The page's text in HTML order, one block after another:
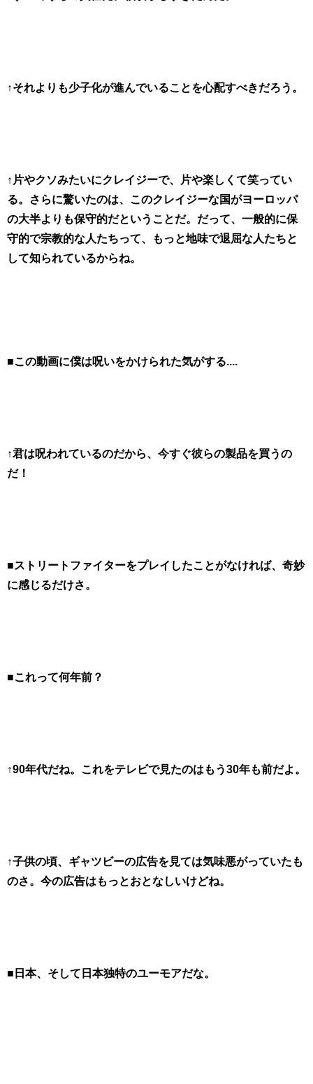
↑それよりも少子化が進んでいることを心配すべきだろう。
↑片やクソみたいにクレイジーで、片や楽しくて笑ってい
る。さらに驚いたのは、このクレイジーな国がヨーロッパ
の大半よりも保守的だということだ。だって、一般的に保
守的で宗教的な人たちって、もっと地味で退屈な人たちと
して知られているからね。
■この動画に僕は呪いをかけられた気がする....
↑君は呪われているのだから、今すぐ彼らの製品を買うの
だ！
■ストリートファイターをプレイしたことがなければ、奇妙
に感じるだけさ。
■これって何年前？
↑90年代だね。これをテレビで見たのはもう30年も前だよ。
↑子供の頃、ギャツビーの広告を見ては気味悪がっていたも
のさ。今の広告はもっとおとなしいけどね。
■日本、そして日本独特のユーモアだな。